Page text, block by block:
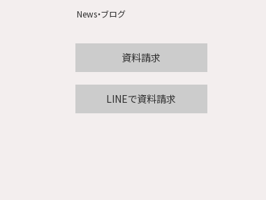
News・ブログ
資料請求
LINEで資料請求